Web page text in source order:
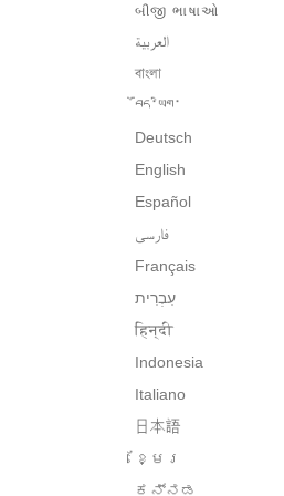
બીજી ભાષાઓ
العربية
বাংলা
བོད་ཡིག་
Deutsch
English
Español
فارسی
Français
हिन्दी
Indonesia
Italiano
日本語
ខ្មែរ
ಕನ್ನಡ